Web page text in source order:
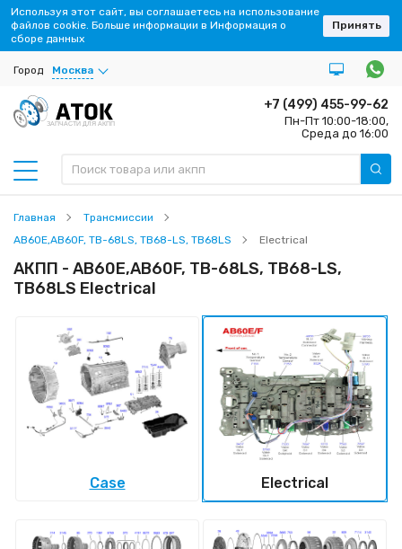
Город Москва
ЗАПЧАСТИ ДЛЯ АКПП
+7 (499) 455-99-62
Пн-Пт 10:00-18:00,
Среда до 16:00
Главная
Трансмиссии
AB60E,AB60F, TB-68LS, TB68-LS, TB68LS
Electrical
АКПП - AB60E,AB60F, TB-68LS, TB68-LS,
TB68LS Electrical
Case Electrical
Используя этот сайт, вы соглашаетесь на использование
файлов cookie. Больше информации в Информация о
сборе данных
Принять